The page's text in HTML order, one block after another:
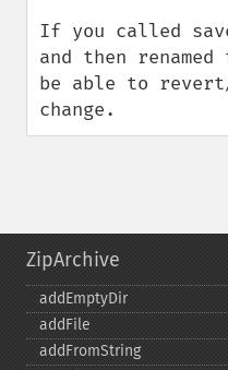
If you called
and then
be able to revert/
change.
ZipArchive
addEmptyDir
addFile
addFromString